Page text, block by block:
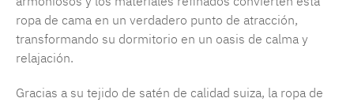
ropa de cama en un verdadero punto de atracción,
transformando su dormitorio en un oasis de calma y
relajación.
Gracias a su tejido de satén de calidad suiza, la ropa de